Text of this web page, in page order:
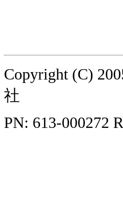
Copyright (C)
社
PN: 613-000272